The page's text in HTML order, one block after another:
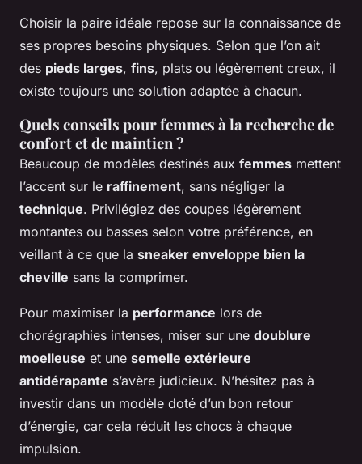
Choisir la paire idéale repose sur la connaissance de
ses propres besoins physiques. Selon que l’on ait
des pieds larges, fins, plats ou légèrement creux, il
existe toujours une solution adaptée à chacun.
Quels conseils pour femmes à la recherche de
confort et de maintien ?
Beaucoup de modèles destinés aux femmes mettent
l’accent sur le raffinement, sans négliger la
technique. Privilégiez des coupes légèrement
montantes ou basses selon votre préférence, en
veillant à ce que la sneaker enveloppe bien la
cheville sans la comprimer.
Pour maximiser la performance lors de
chorégraphies intenses, miser sur une doublure
moelleuse et une semelle extérieure
antidérapante s’avère judicieux. N’hésitez pas à
investir dans un modèle doté d’un bon retour
d’énergie, car cela réduit les chocs à chaque
impulsion.